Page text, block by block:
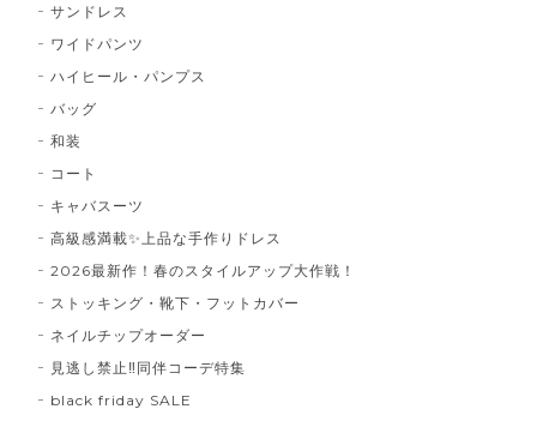
サンドレス
ワイドパンツ
ハイヒール・パンプス
バッグ
和装
コート
キャバスーツ
高級感満載✨上品な手作りドレス
2026最新作！春のスタイルアップ大作戦！
ストッキング・靴下・フットカバー
ネイルチップオーダー
見逃し禁止‼同伴コーデ特集
black friday SALE